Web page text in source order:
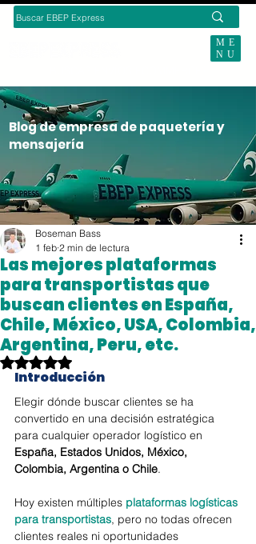
ME
NU
Blog de empresa de paquetería y
mensajería
Las mejores plataformas
para transportistas que
buscan clientes en España,
Chile, México, USA, Colombia,
Argentina, Peru, etc.
Boseman Bass
1 feb 2 min de lectura
Obtuvo NaN de 5 estrellas.
Introducción
Elegir dónde buscar clientes se ha
convertido en una decisión estratégica
para cualquier operador logístico en
España, Estados Unidos, México,
Colombia, Argentina o Chile.
Hoy existen múltiples plataformas logísticas
para transportistas, pero no todas ofrecen
clientes reales ni oportunidades